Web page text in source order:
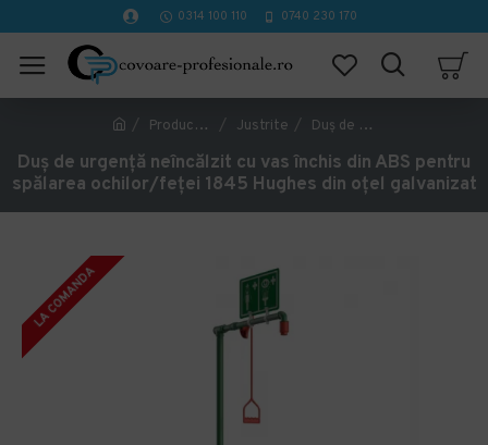
0314 100 110 0740 230 170
Producător Justrite Duș de urgență neîncălzit cu vas închis din ABS pentru spălarea ochilor/feței 1845 Hughes din oțel galvanizat
Duș de urgență neîncălzit cu vas închis din ABS pentru
spălarea ochilor/feței 1845 Hughes din oțel galvanizat
LA COMANDA